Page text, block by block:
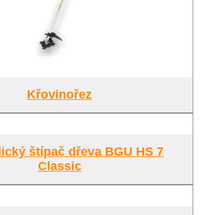
Křovinořez
štípač dřeva BGU HS 7
Classic